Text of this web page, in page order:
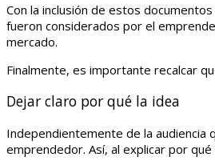
Con la inclusión de estos documentos
fueron considerados por el
mercado.
Finalmente, es importante recalcar
Dejar claro por qué la idea
Independientemente de la audiencia
emprendedor. Así, al explicar por